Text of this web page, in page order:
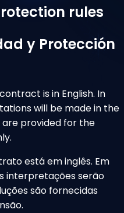
rules
y Protección
is in English. In
will be made in the
are provided for the
está em inglês. Em
interpretações serão
são fornecidas